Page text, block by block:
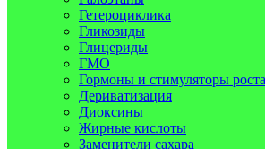
Гетероциклика
Гликозиды
Глицериды
ГМО
Гормоны и стимуляторы роста
Дериватизация
Диоксины
Жирные кислоты
Заменители сахара